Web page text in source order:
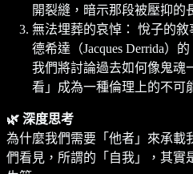
開裂縫，暗示那段被壓抑的
無法埋葬的哀悼： 悅子的
德希達（Jacques Derrida）
我們將討論過去如何像鬼魂
看」成為一種倫理上的不可
🌿 深度思考
為什麼我們需要「他者」來承載
們看見，所謂的「自我」，其實